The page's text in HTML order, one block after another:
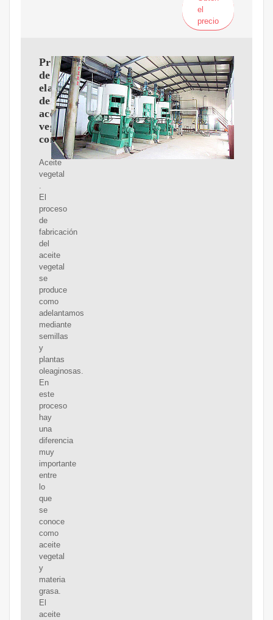
el
precio
Proceso
de
elaboración
del
aceite
vegetal
comestible
Aceite
vegetal
.
El
proceso
de
fabricación
del
aceite
vegetal
se
produce
como
adelantamos
mediante
semillas
y
plantas
oleaginosas.
En
este
proceso
hay
una
diferencia
muy
importante
entre
lo
que
se
conoce
como
aceite
vegetal
y
materia
grasa.
El
aceite